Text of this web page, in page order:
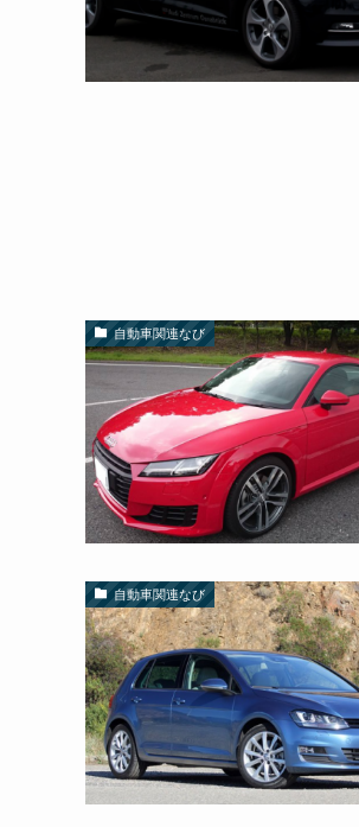
自動車関連なび
自動車関連なび